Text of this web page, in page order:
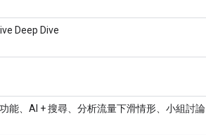
Deep Dive
能、AI + 搜尋、分析流量下滑情形、小組討論